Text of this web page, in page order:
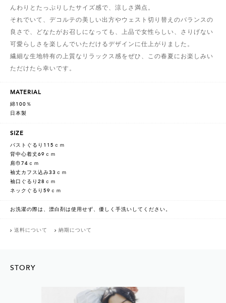
んわりとたっぷりしたサイズ感で、涼しさ満点。
それでいて、デコルテの美しい出方やウェスト切り替えのバランスの
良さで、どなたがお召しになっても、上品で女性らしい、さりげない
可愛らしさを楽しんでいただけるデザインに仕上がりました。
繊細な生地特有の上質なリラックス感をぜひ、この春夏にお楽しみい
ただけたら幸いです。
MATERIAL
綿100％
日本製
SIZE
バストぐるり115ｃｍ
背中心着丈69ｃｍ
肩巾74ｃｍ
袖丈カフス込み33ｃｍ
袖口ぐるり28ｃｍ
ネックぐるり59ｃｍ
お洗濯の際は、漂白剤は使用せず、優しく手洗いしてください。
送料について 納期について
STORY